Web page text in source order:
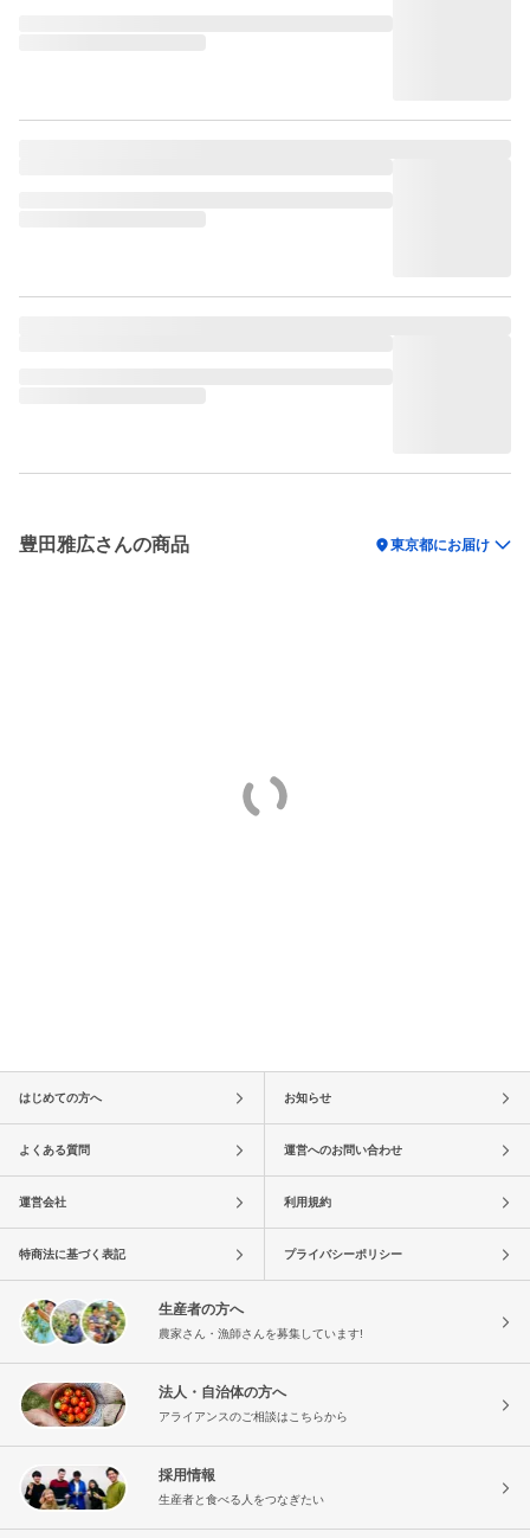
豊田雅広さんの商品 location_on東京都にお届け
はじめての方へ お知らせ
よくある質問 運営へのお問い合わせ
運営会社 利用規約
特商法に基づく表記 プライバシーポリシー
生産者の方へ
農家さん・漁師さんを募集しています!
法人・自治体の方へ
アライアンスのご相談はこちらから
採用情報
生産者と食べる人をつなぎたい